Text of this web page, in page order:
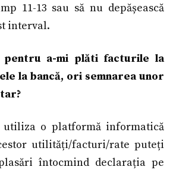
11-13 sau să nu depășească
interval.
pentru a-mi plăti facturile la
la bancă, ori semnarea unor
utiliza o platformă informatică
utilități/facturi/rate puteți
întocmind declarația pe